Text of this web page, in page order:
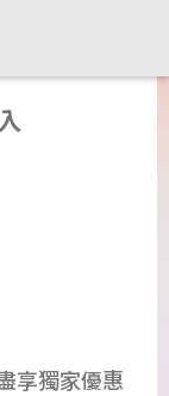
享獨家優惠